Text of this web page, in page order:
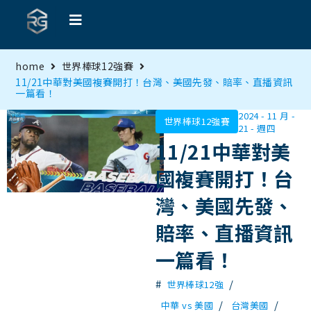
home
世界棒球12強賽
11/21中華對美國複賽開打！台灣、美國先發、賠率、直播資訊
一篇看！
世界棒球12強賽
2024 - 11 月 -
21 - 週四
11/21中華對美
國複賽開打！台
灣、美國先發、
賠率、直播資訊
一篇看！
# 世界棒球12強 /
中華 vs 美國 / 台灣美國 /